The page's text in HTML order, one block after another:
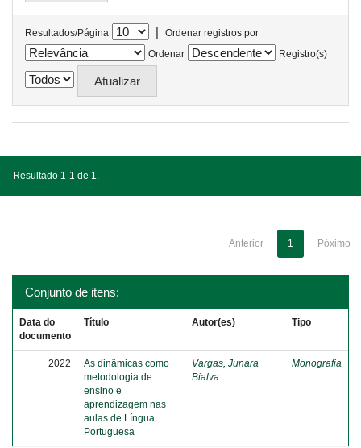
Resultados/Página |
Ordenar registros por
Ordenar
Registro(s)
Resultado 1-1 de 1.
Anterior 1 Póximo
Conjunto de itens:
Data do
documento
Título Autor(es) Tipo
2022
As dinâmicas como
metodologia de
ensino e
aprendizagem nas
aulas de Língua
Portuguesa
Vargas, Junara
Bialva
Monografia